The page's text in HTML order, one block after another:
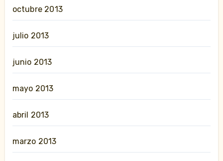
octubre 2013
julio 2013
junio 2013
mayo 2013
abril 2013
marzo 2013